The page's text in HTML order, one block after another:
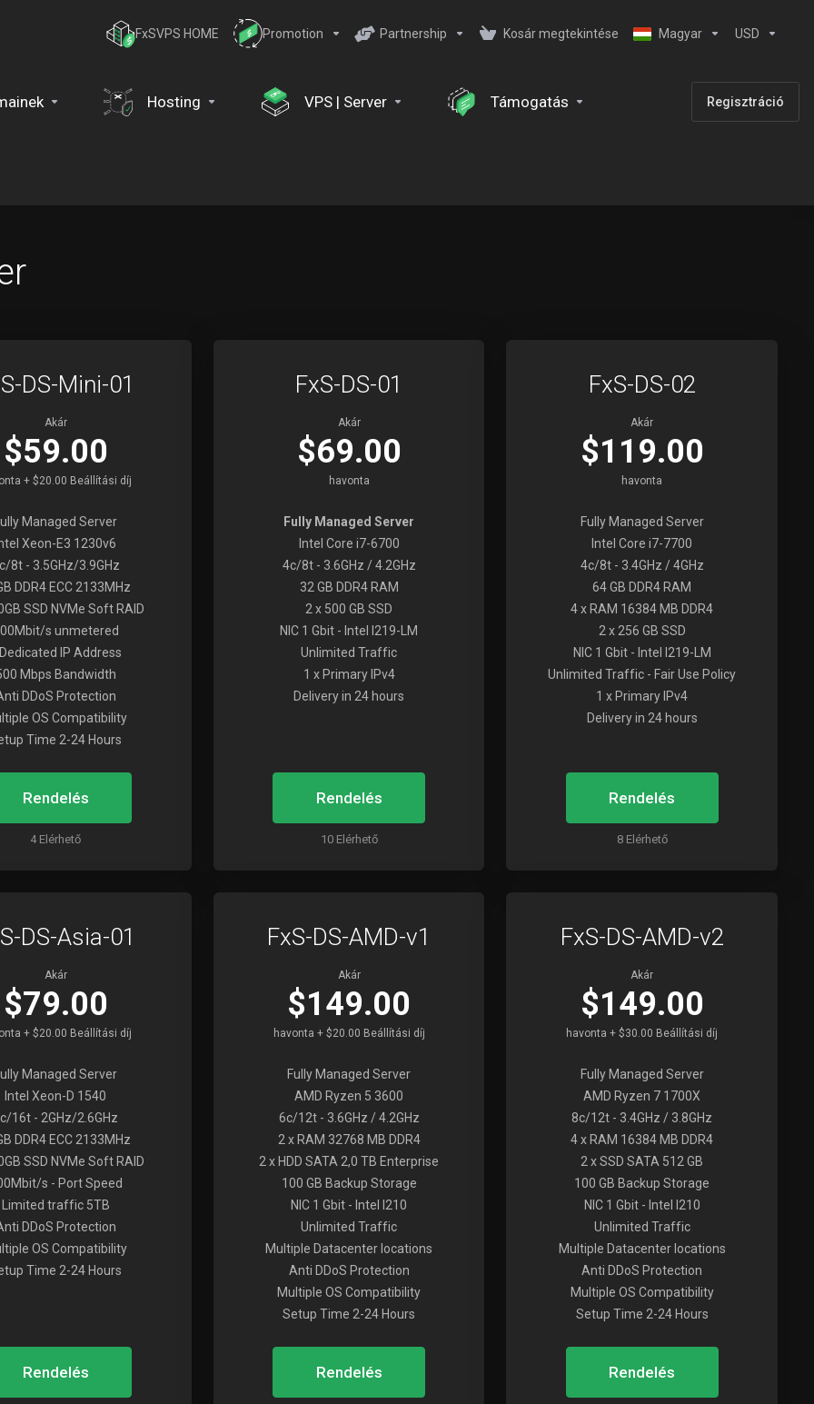
FxSVPS HOME Promotion Partnership Kosár megtekintése Magyar USD
Hosting VPS | Server Támogatás Regisztráció
DS-Mini-01
Akár
$59.00
+ $20.00 Beállítási díj
Managed Server
Xeon-E3 1230v6
8t - 3.5GHz/3.9GHz
DDR4 ECC 2133MHz
SSD NVMe Soft RAID
s unmetered
IP Address
Mbps Bandwidth
DDoS Protection
OS Compatibility
Time 2-24 Hours
Rendelés
4 Elérhető
FxS-DS-01
Akár
$69.00
havonta
Fully Managed Server
Intel Core i7-6700
4c/8t - 3.6GHz / 4.2GHz
32 GB DDR4 RAM
2 x 500 GB SSD
NIC 1 Gbit - Intel I219-LM
Unlimited Traffic
1 x Primary IPv4
Delivery in 24 hours
Rendelés
10 Elérhető
FxS-DS-02
Akár
$119.00
havonta
Fully Managed Server
Intel Core i7-7700
4c/8t - 3.4GHz / 4GHz
64 GB DDR4 RAM
4 x RAM 16384 MB DDR4
2 x 256 GB SSD
NIC 1 Gbit - Intel I219-LM
Unlimited Traffic - Fair Use Policy
1 x Primary IPv4
Delivery in 24 hours
Rendelés
8 Elérhető
DS-Asia-01
Akár
$79.00
+ $20.00 Beállítási díj
Managed Server
Intel Xeon-D 1540
16t - 2GHz/2.6GHz
DDR4 ECC 2133MHz
SSD NVMe Soft RAID
s - Port Speed
Limited traffic 5TB
DDoS Protection
OS Compatibility
Time 2-24 Hours
Rendelés
FxS-DS-AMD-v1
Akár
$149.00
havonta + $20.00 Beállítási díj
Fully Managed Server
AMD Ryzen 5 3600
6c/12t - 3.6GHz / 4.2GHz
2 x RAM 32768 MB DDR4
2 x HDD SATA 2,0 TB Enterprise
100 GB Backup Storage
NIC 1 Gbit - Intel I210
Unlimited Traffic
Multiple Datacenter locations
Anti DDoS Protection
Multiple OS Compatibility
Setup Time 2-24 Hours
Rendelés
FxS-DS-AMD-v2
Akár
$149.00
havonta + $30.00 Beállítási díj
Fully Managed Server
AMD Ryzen 7 1700X
8c/12t - 3.4GHz / 3.8GHz
4 x RAM 16384 MB DDR4
2 x SSD SATA 512 GB
100 GB Backup Storage
NIC 1 Gbit - Intel I210
Unlimited Traffic
Multiple Datacenter locations
Anti DDoS Protection
Multiple OS Compatibility
Setup Time 2-24 Hours
Rendelés